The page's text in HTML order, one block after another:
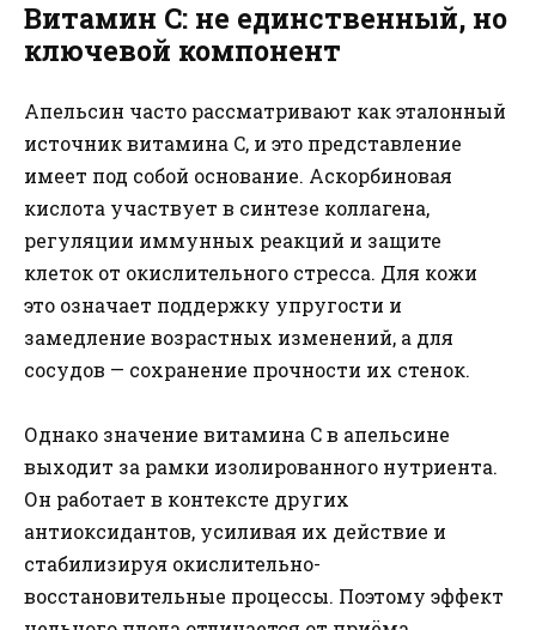
Витамин C: не единственный, но
ключевой компонент
Апельсин часто рассматривают как эталонный
источник витамина C, и это представление
имеет под собой основание. Аскорбиновая
кислота участвует в синтезе коллагена,
регуляции иммунных реакций и защите
клеток от окислительного стресса. Для кожи
это означает поддержку упругости и
замедление возрастных изменений, а для
сосудов — сохранение прочности их стенок.
Однако значение витамина C в апельсине
выходит за рамки изолированного нутриента.
Он работает в контексте других
антиоксидантов, усиливая их действие и
стабилизируя окислительно-
восстановительные процессы. Поэтому эффект